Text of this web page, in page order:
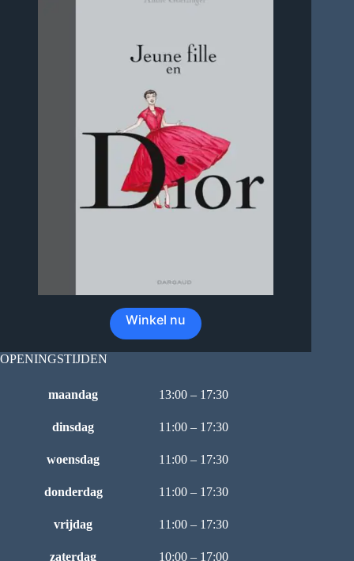
Winkel nu
OPENINGSTIJDEN
maandag 13:00 – 17:30
dinsdag 11:00 – 17:30
woensdag 11:00 – 17:30
donderdag 11:00 – 17:30
vrijdag 11:00 – 17:30
zaterdag 10:00 – 17:00